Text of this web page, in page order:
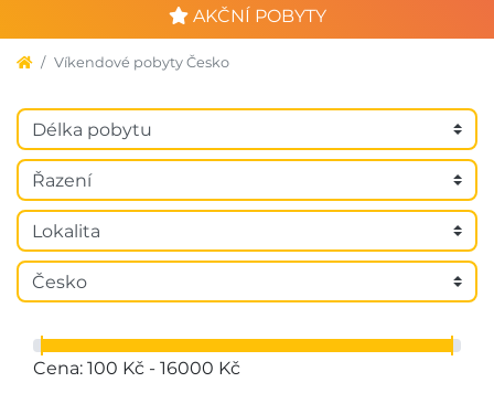
AKČNÍ POBYTY
Víkendové pobyty Česko
Cena: 100 Kč - 16000 Kč